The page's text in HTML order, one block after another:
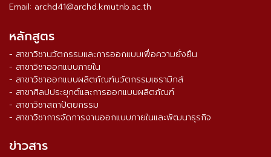
Email: archd41@archd.kmutnb.ac.th
หลักสูตร
- สาขาวิชานวัตกรรมและการออกแบบเพื่อความยั่งยืน
- สาขาวิชาออกแบบภายใน
- สาขาวิชาออกแบบผลิตภัณฑ์นวัตกรรมเซรามิกส์
- สาขาศิลปประยุกต์และการออกแบบผลิตภัณฑ์
- สาขาวิชาสถาปัตยกรรม
- สาขาวิชาการจัดการงานออกแบบภายในและพัฒนาธุรกิจ
ข่าวสาร